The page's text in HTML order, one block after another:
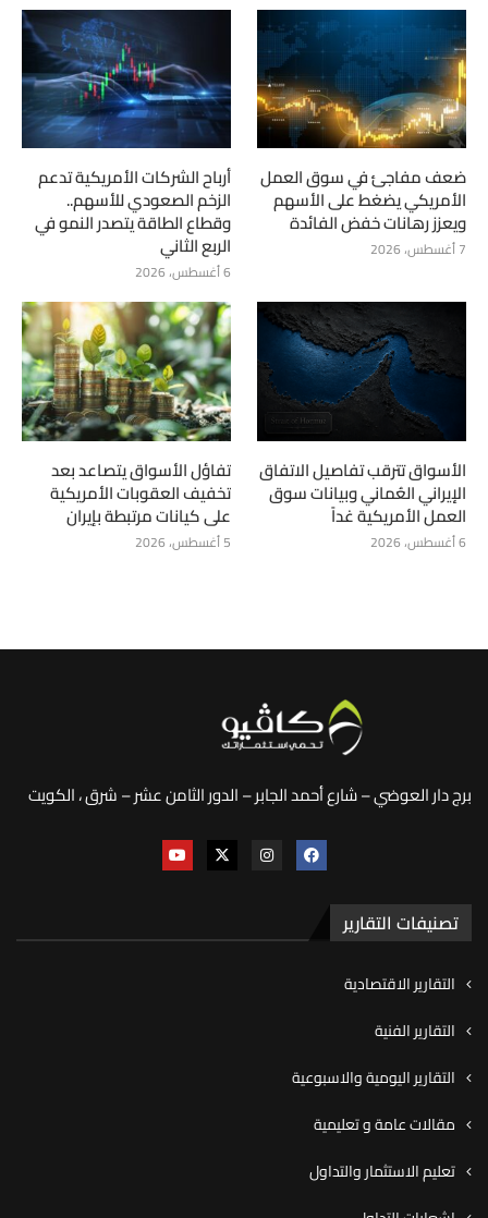
ضعف مفاجئ في سوق العمل
الأمريكي يضغط على الأسهم
ويعزز رهانات خفض الفائدة
7 أغسطس، 2026
أرباح الشركات الأمريكية تدعم
الزخم الصعودي للأسهم..
وقطاع الطاقة يتصدر النمو في
الربع الثاني
6 أغسطس، 2026
الأسواق تترقب تفاصيل الاتفاق
الإيراني العُماني وبيانات سوق
العمل الأمريكية غداً
6 أغسطس، 2026
تفاؤل الأسواق يتصاعد بعد
تخفيف العقوبات الأمريكية
على كيانات مرتبطة بإيران
5 أغسطس، 2026
برج دار العوضي – شارع أحمد الجابر – الدور الثامن عشر – شرق ، الكويت
تصنيفات التقارير
التقارير الاقتصادية
التقارير الفنية
التقارير اليومية والاسبوعية
مقالات عامة و تعليمية
تعليم الاستثمار والتداول